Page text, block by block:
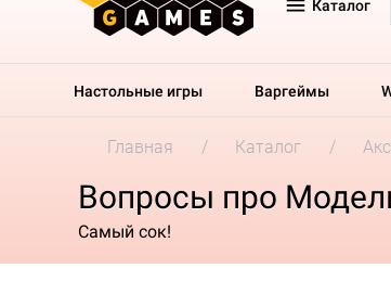
Каталог
Настольные игры Варгеймы
Главная Каталог
Вопросы про
Самый сок!